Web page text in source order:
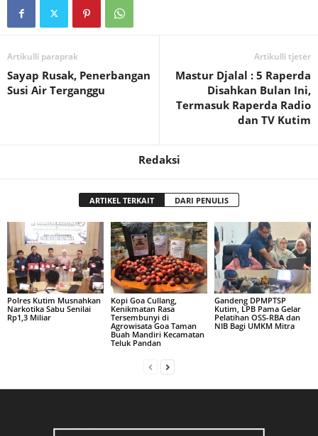
Artikulli paraprak
Sayap Rusak, Penerbangan
Susi Air Terganggu
Artikulli tjetër
Mastur Djalal : 5 Raperda
Disahkan Bulan Ini,
Termasuk Raperda Radio
dan TV Kutim
Redaksi
ARTIKEL TERKAIT DARI PENULIS
Polres Kutim Musnahkan
Narkotika Sabu Senilai
Rp1,3 Miliar
Kopi Goa Cullang,
Kenikmatan Rasa
Tersembunyi di
Agrowisata Goa Taman
Buah Mandiri Kecamatan
Teluk Pandan
Gandeng DPMPTSP
Kutim, LPB Pama Gelar
Pelatihan OSS-RBA dan
NIB Bagi UMKM Mitra